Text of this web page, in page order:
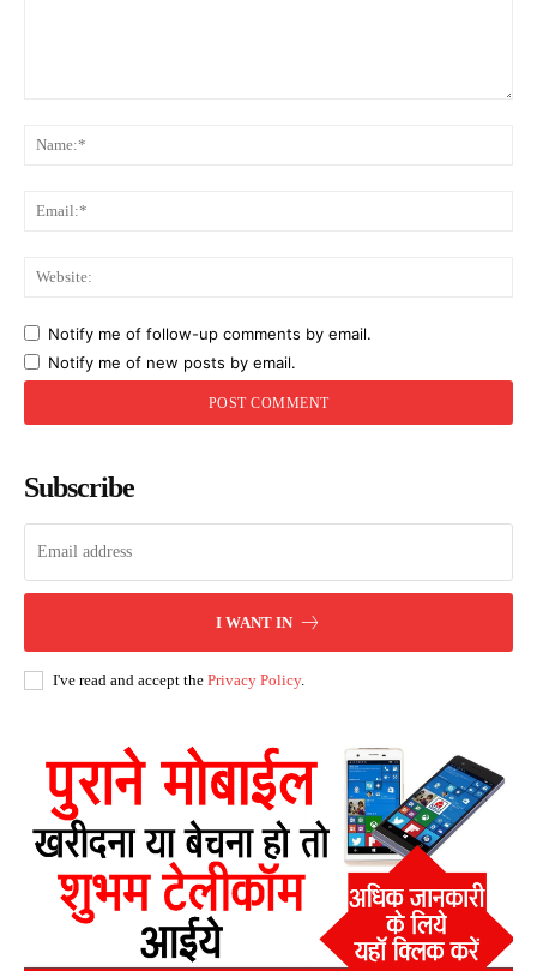
Notify me of follow-up comments by email.
Notify me of new posts by email.
Subscribe
I WANT IN
I've read and accept the Privacy Policy.